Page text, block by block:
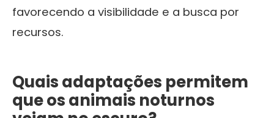
favorecendo a visibilidade e a busca por
recursos.
Quais adaptações permitem
que os animais noturnos